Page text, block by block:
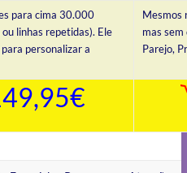
para cima 30.000
linhas repetidas). Ele
personalizar a
Mesmos
mas
Parejo,